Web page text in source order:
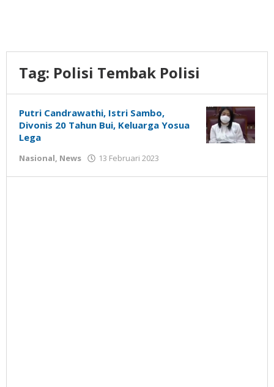
Tag: Polisi Tembak Polisi
Putri Candrawathi, Istri Sambo,
Divonis 20 Tahun Bui, Keluarga Yosua
Lega
Nasional, News 13 Februari 2023
Susanto